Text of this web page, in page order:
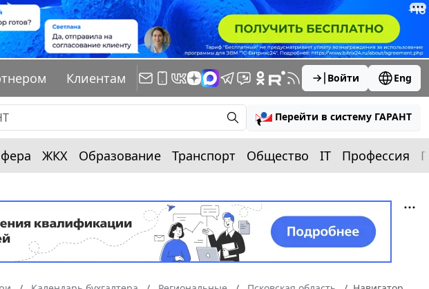
Клиентам Войти Eng
Перейти в систему ГАРАНТ
ЖКХ Образование Транспорт Общество IT Профессия